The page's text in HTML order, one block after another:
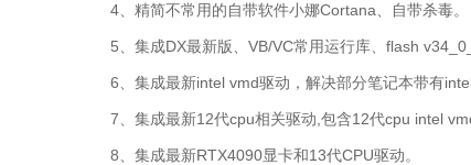
4、精简不常用的自带软件小娜Cortana、自带杀毒。
5、 集成DX最新版、VB/VC常用运行库、flash
6、 集成最新intel vmd驱动，解决部分笔记本带有
7、 集成最新12代cpu相关驱动,包含12代cpu intel
8、集成最新RTX4090显卡和13代CPU驱动。